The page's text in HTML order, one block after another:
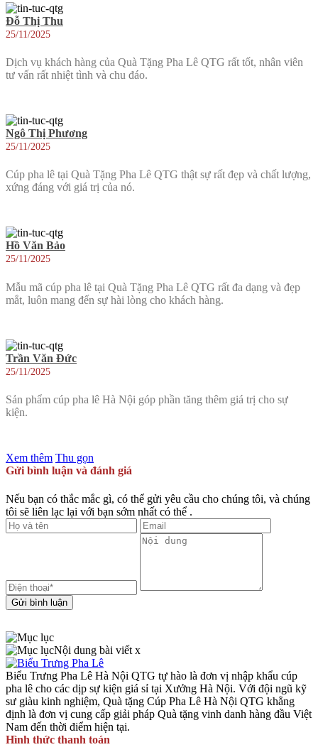
Đỗ Thị Thu
25/11/2025
Dịch vụ khách hàng của Quà Tặng Pha Lê QTG rất tốt, nhân viên
tư vấn rất nhiệt tình và chu đáo.
Ngô Thị Phương
25/11/2025
Cúp pha lê tại Quà Tặng Pha Lê QTG thật sự rất đẹp và chất lượng,
xứng đáng với giá trị của nó.
Hồ Văn Bảo
25/11/2025
Mẫu mã cúp pha lê tại Quà Tặng Pha Lê QTG rất đa dạng và đẹp
mắt, luôn mang đến sự hài lòng cho khách hàng.
Trần Văn Đức
25/11/2025
Sản phẩm cúp pha lê Hà Nội góp phần tăng thêm giá trị cho sự
kiện.
Xem thêm Thu gọn
Gửi bình luận và đánh giá
Nếu bạn có thắc mắc gì, có thể gửi yêu cầu cho chúng tôi, và chúng
tôi sẽ liên lạc lại với bạn sớm nhất có thể .
Gửi bình luận
Nội dung bài viết x
Biểu Trưng Pha Lê Hà Nội QTG tự hào là đơn vị nhập khẩu cúp
pha lê cho các dịp sự kiện giá sỉ tại Xưởng Hà Nội. Với đội ngũ kỹ
sư giàu kinh nghiệm, Quà tặng Cúp Pha Lê Hà Nội QTG khẳng
định là đơn vị cung cấp giải pháp Quà tặng vinh danh hàng đầu Việt
Nam đến thời điểm hiện tại.
Hình thức thanh toán